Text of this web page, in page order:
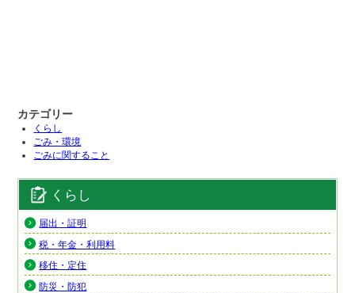
カテゴリー
くらし
ごみ・環境
ごみに関すること
くらし
届出・証明
税・年金・利用料
移住・定住
防災・防犯